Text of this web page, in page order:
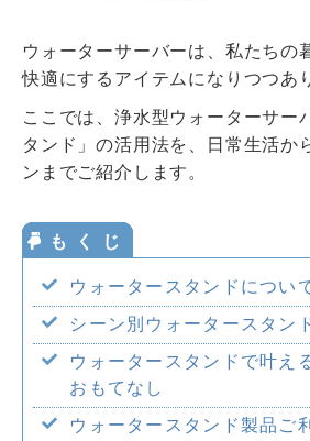
美容・健康のお水
0120-032
おみず
-
い
企業情報
採用情報
ウォーターサーバーは、私たちの
快適にするアイテムになりつつあ
ここでは、浄水型ウォーターサー
タンド」の活用法を、日常生活か
ンまでご紹介します。
ウォータースタンドについ
シーン別ウォータースタン
ウォータースタンドで叶え
おもてなし
ウォータースタンド製品ご